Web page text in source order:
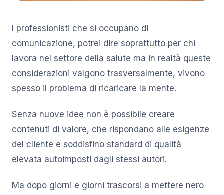
I professionisti che si occupano di
comunicazione, potrei dire soprattutto per chi
lavora nel settore della salute ma in realtà queste
considerazioni valgono trasversalmente, vivono
spesso il problema di ricaricare la mente.
Senza nuove idee non è possibile creare
contenuti di valore, che rispondano alle esigenze
del cliente e soddisfino standard di qualità
elevata autoimposti dagli stessi autori.
Ma dopo giorni e giorni trascorsi a mettere nero